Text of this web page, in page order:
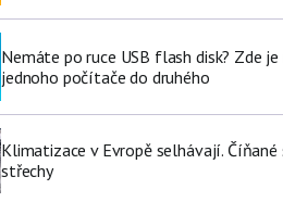
Nemáte po ruce USB flash disk? Zde
jednoho počítače do druhého
Klimatizace v Evropě selhávají.
střechy